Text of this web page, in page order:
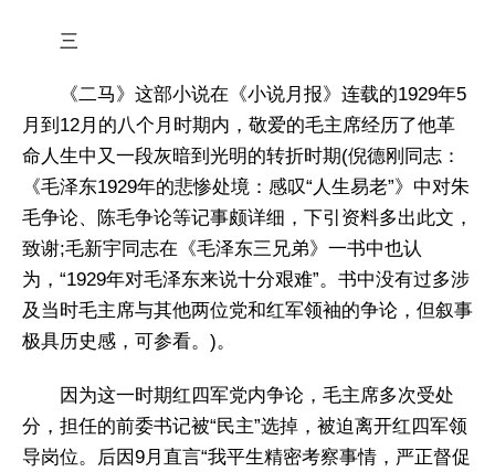
三
《二马》这部小说在《小说月报》连载的1929年5
月到12月的八个月时期内，敬爱的毛主席经历了他革
命人生中又一段灰暗到光明的转折时期(倪德刚同志：
《毛泽东1929年的悲惨处境：感叹“人生易老”》中对朱
毛争论、陈毛争论等记事颇详细，下引资料多出此文，
致谢;毛新宇同志在《毛泽东三兄弟》一书中也认
为，“1929年对毛泽东来说十分艰难”。书中没有过多涉
及当时毛主席与其他两位党和红军领袖的争论，但叙事
极具历史感，可参看。)。
因为这一时期红四军党内争论，毛主席多次受处
分，担任的前委书记被“民主”选掉，被迫离开红四军领
导岗位。后因9月直言“我平生精密考察事情，严正督促